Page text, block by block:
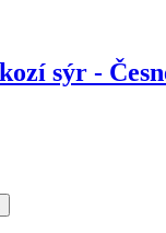
sýr -